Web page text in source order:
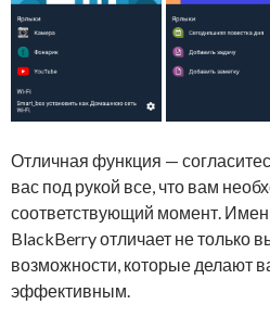
Отличная функция —
вас под рукой все, что вам
соответствующий момент.
BlackBerry отличает не только
возможности, которые делают
эффективным.